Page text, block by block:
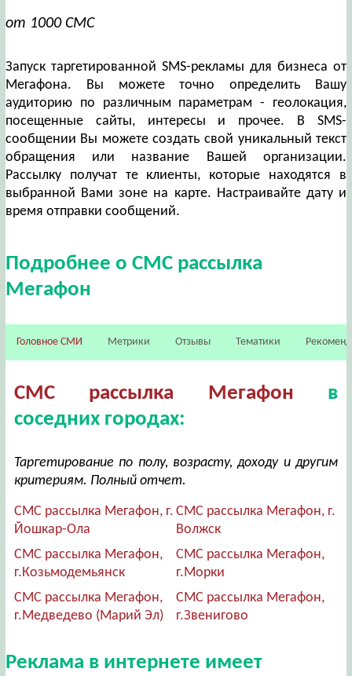
от 1000 СМС
Запуск таргетированной SMS-рекламы для бизнеса от
Мегафона. Вы можете точно определить Вашу
аудиторию по различным параметрам - геолокация,
посещенные сайты, интересы и прочее. В SMS-
сообщении Вы можете создать свой уникальный текст
обращения или название Вашей организации.
Рассылку получат те клиенты, которые находятся в
выбранной Вами зоне на карте. Настраивайте дату и
время отправки сообщений.
Подробнее о СМС рассылка
Мегафон
Головное СМИ Метрики Отзывы Тематики
СМС рассылка Мегафон в
соседних городах:
Таргетирование по полу, возрасту, доходу и другим
критериям. Полный отчет.
СМС рассылка Мегафон, г.
Йошкар-Ола
СМС рассылка Мегафон, г.
Волжск
СМС рассылка Мегафон,
г.Козьмодемьянск
СМС рассылка Мегафон,
г.Морки
СМС рассылка Мегафон,
г.Медведево (Марий Эл)
СМС рассылка Мегафон,
г.Звенигово
Реклама в интернете имеет